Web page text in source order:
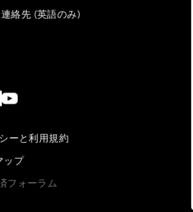
連絡先 (英語のみ)
ーと利用規約
ップ
フォーラム